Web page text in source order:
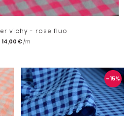
vichy - rose fluo
14,00 €
- 15%